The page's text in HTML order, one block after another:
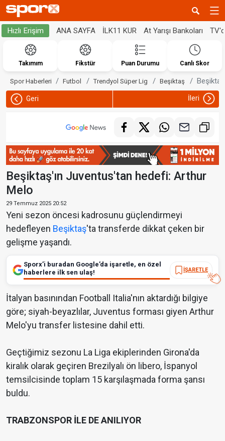
Hızlı Erişim ANA SAYFA İLK11 KUR At Yarışı Bankoları
Takımım Fikstür Puan Durumu Canlı Skor
Spor Haberleri Futbol Trendyol Süper Lig Beşiktaş
Geri İleri
Beşiktaş'ın Juventus'tan hedefi: Arthur
Melo
29 Temmuz 2025 20:52
Yeni sezon öncesi kadrosunu güçlendirmeyi
hedefleyen Beşiktaş'ta transferde dikkat çeken bir
gelişme yaşandı.
Sporx’i buradan Google’da işaretle, en özel
haberlere ilk sen ulaş!
İŞARETLE
İtalyan basınından Football Italia'nın aktardığı bilgiye
göre; siyah-beyazlılar, Juventus forması giyen Arthur
Melo'yu transfer listesine dahil etti.
Geçtiğimiz sezonu La Liga ekiplerinden Girona'da
kiralık olarak geçiren Brezilyalı ön libero, İspanyol
temsilcisinde toplam 15 karşılaşmada forma şansı
buldu.
TRABZONSPOR İLE DE ANILIYOR